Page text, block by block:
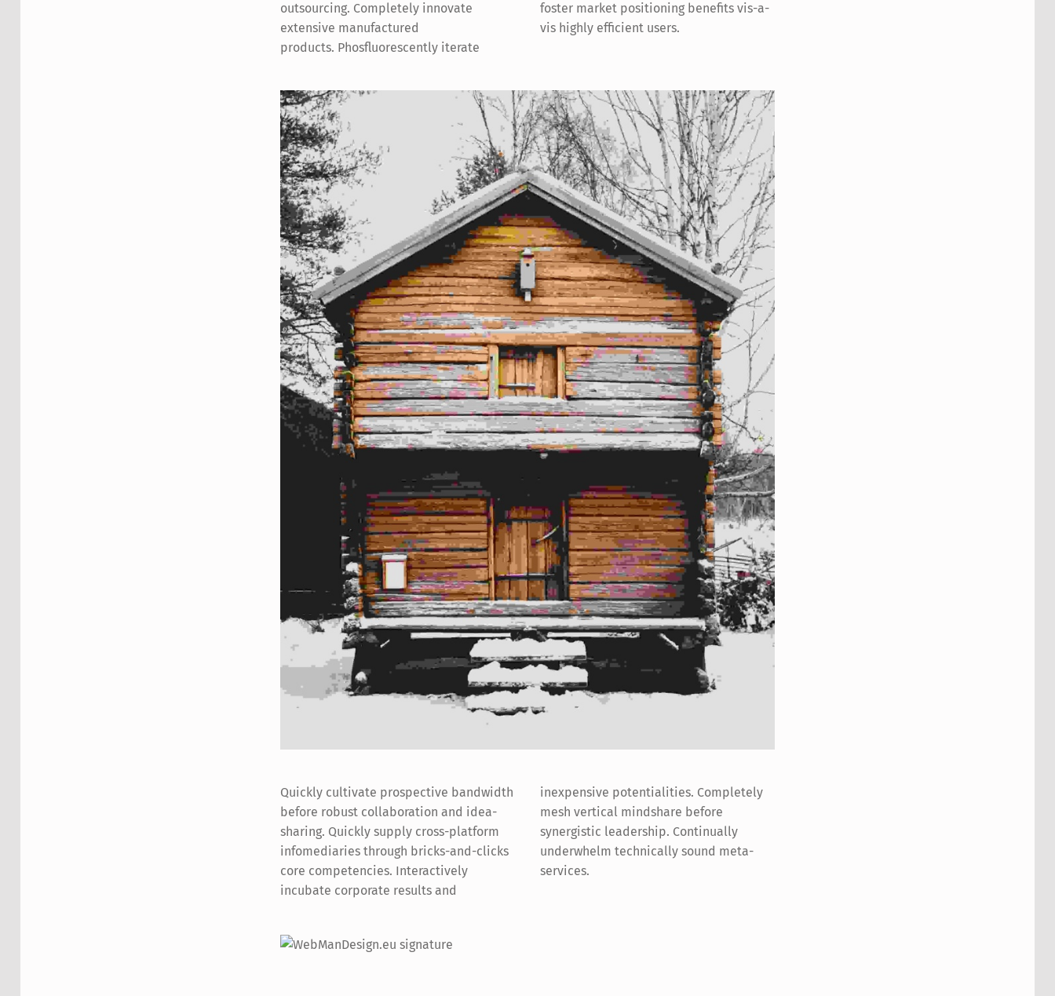
outsourcing. Completely innovate
extensive manufactured
products. Phosfluorescently iterate
foster market positioning benefits vis-a-
vis highly efficient users.
Quickly cultivate prospective bandwidth
before robust collaboration and idea-
sharing. Quickly supply cross-platform
infomediaries through bricks-and-clicks
core competencies. Interactively
incubate corporate results and
inexpensive potentialities. Completely
mesh vertical mindshare before
synergistic leadership. Continually
underwhelm technically sound meta-
services.